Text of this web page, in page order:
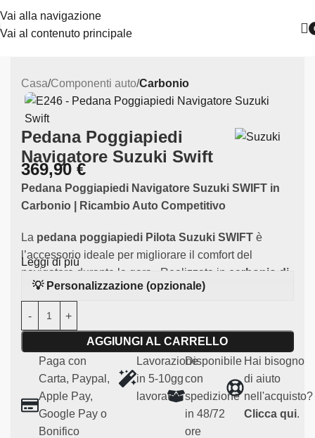
Vai alla navigazione
Vai al contenuto principale
Casa Componenti auto Carbonio
Pedana Poggiapiedi
Navigatore Suzuki Swift
369,90 €
Pedana Poggiapiedi Navigatore Suzuki SWIFT in
Carbonio | Ricambio Auto Competitivo
La pedana poggiapiedi Pilota Suzuki SWIFT è
l’accessorio ideale per migliorare il comfort del
navigatore durante la gara.. Realizzata in carbonio di
alta qualità, questo componente si adatta
Caratteristiche principali:
Materiale:
carbonio resistente e leggero
Compatibilità:
Suzuki SWIFT
Uso: Particolari per uso agonistico e regolarità (non
omologato per uso su strada)
Leggi di più
💡 Personalizzazione (opzionale)
AGGIUNGI AL CARRELLO
Paga con
Carta, Paypal,
Apple Pay,
Google Pay o
Bonifico
Lavorazione
in 5-10gg
lavorativi
Disponibile
con
spedizione
in 48/72
ore
Hai bisogno
di aiuto
nell'acquisto?
Clicca qui.